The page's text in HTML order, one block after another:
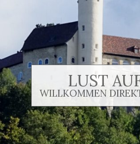
LUST
WILLKOMMEN